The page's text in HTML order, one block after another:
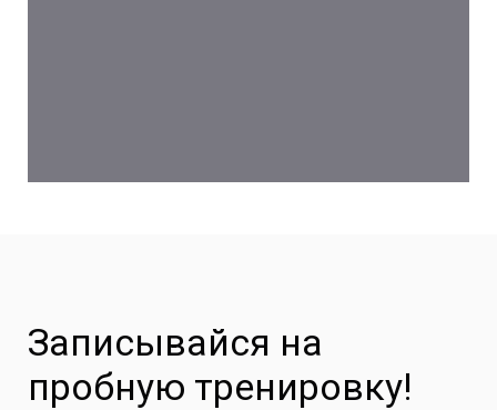
Записывайся на
пробную тренировку!